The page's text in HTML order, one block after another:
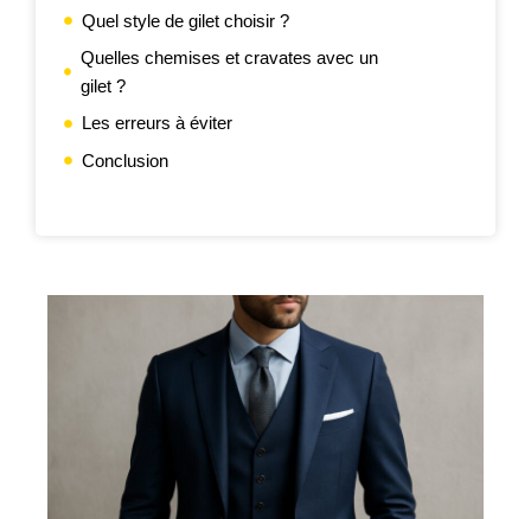
Quel style de gilet choisir ?
Quelles chemises et cravates avec un
gilet ?
Les erreurs à éviter
Conclusion